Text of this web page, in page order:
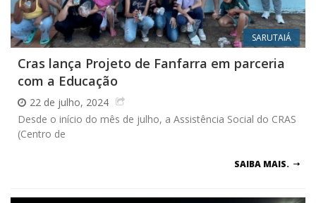
SARUTAIÁ
Cras lança Projeto de Fanfarra em parceria
com a Educação
22 de julho, 2024
Desde o início do mês de julho, a Assistência Social do CRAS
(Centro de
SAIBA MAIS.